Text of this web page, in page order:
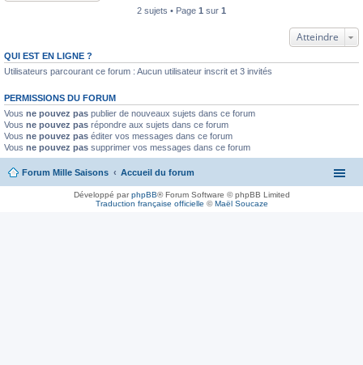
2 sujets • Page 1 sur 1
Atteindre
QUI EST EN LIGNE ?
Utilisateurs parcourant ce forum : Aucun utilisateur inscrit et 3 invités
PERMISSIONS DU FORUM
Vous ne pouvez pas publier de nouveaux sujets dans ce forum
Vous ne pouvez pas répondre aux sujets dans ce forum
Vous ne pouvez pas éditer vos messages dans ce forum
Vous ne pouvez pas supprimer vos messages dans ce forum
Forum Mille Saisons Accueil du forum
Développé parphpBB® Forum Software © phpBB Limited
Traduction française officielle ©Maël Soucaze